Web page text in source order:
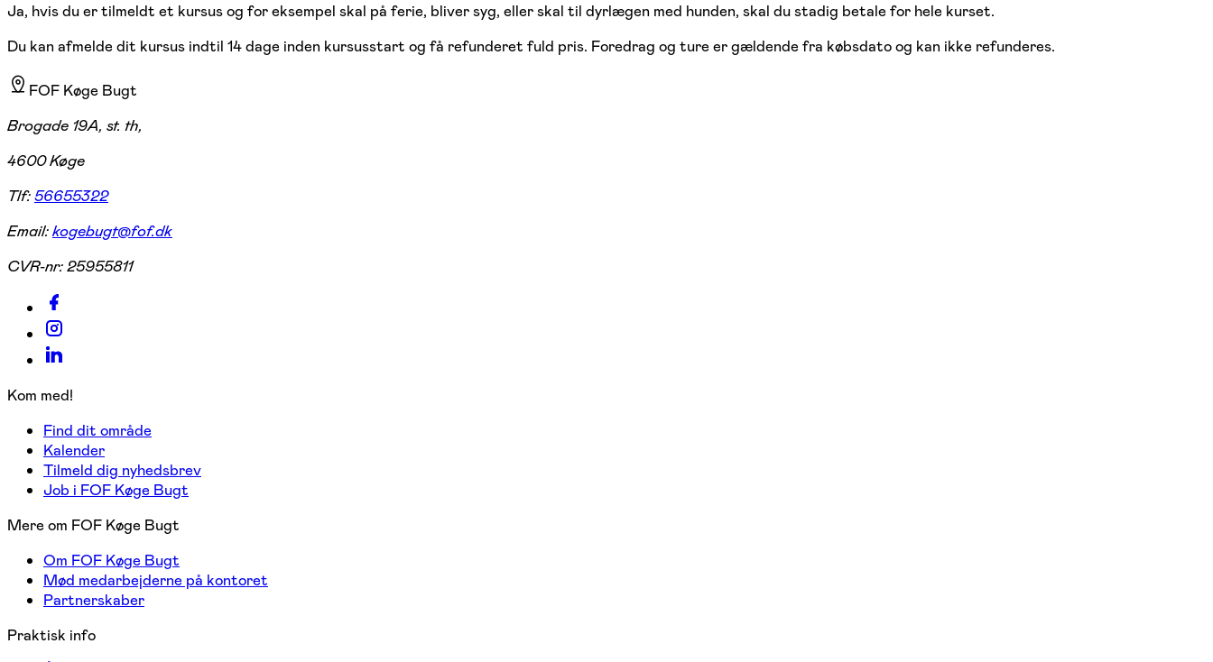
Ja, hvis du er tilmeldt et kursus og for eksempel skal på ferie, bliver syg, eller skal til dyrlægen med hunden, skal du stadig betale for hele kurset.
Du kan afmelde dit kursus indtil 14 dage inden kursusstart og få refunderet fuld pris. Foredrag og ture er gældende fra købsdato og kan ikke refunderes.
FOF Køge Bugt
Brogade 19A, st. th,
4600 Køge
Tlf:56655322
Email:kogebugt@fof.dk
CVR-nr:25955811
Kom med!
Find dit område
Kalender
Tilmeld dig nyhedsbrev
Job i FOF Køge Bugt
Mere om FOF Køge Bugt
Om FOF Køge Bugt
Mød medarbejderne på kontoret
Partnerskaber
Praktisk info